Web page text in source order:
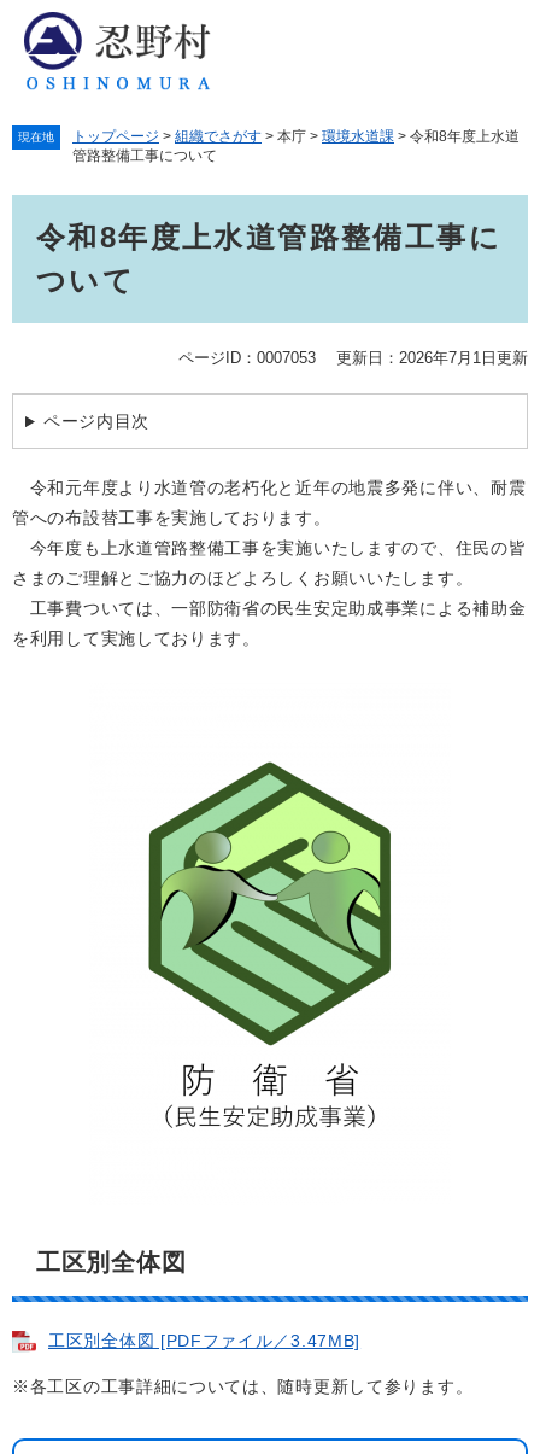
現在地 トップページ > 組織でさがす > 本庁 > 環境水道課 > 令和8年度上水道
管路整備工事について
令和8年度上水道管路整備工事に
ついて
ページID：0007053 更新日：2026年7月1日更新
ページ内目次
令和元年度より水道管の老朽化と近年の地震多発に伴い、耐震
管への布設替工事を実施しております。
今年度も上水道管路整備工事を実施いたしますので、住民の皆
さまのご理解とご協力のほどよろしくお願いいたします。
工事費ついては、一部防衛省の民生安定助成事業による補助金
を利用して実施しております。
工区別全体図
工区別全体図 [PDFファイル／3.47MB]
※各工区の工事詳細については、随時更新して参ります。